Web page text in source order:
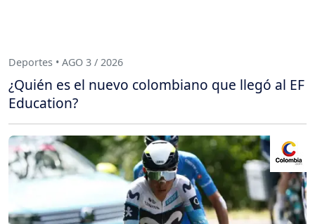
Deportes • AGO 3 / 2026
¿Quién es el nuevo colombiano que llegó al EF
Education?